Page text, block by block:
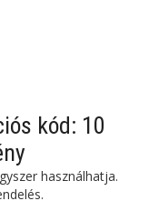
kód: 10
használhatja.